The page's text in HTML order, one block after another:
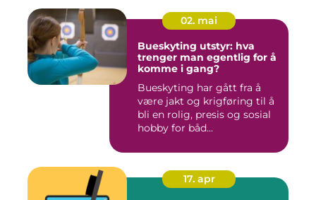
02. mai
Bueskyting utstyr: hva
trenger man egentlig for å
komme i gang?
Bueskyting har gått fra å
være jakt og krigføring til å
bli en rolig, presis og sosial
hobby for båd...
17. apr